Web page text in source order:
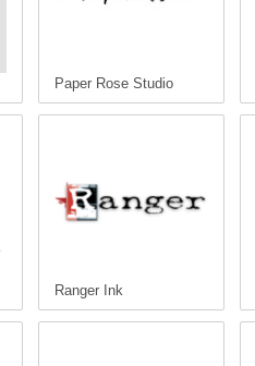
Paper Rose Studio
Ranger Ink